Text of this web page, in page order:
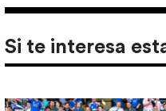
Si te interesa